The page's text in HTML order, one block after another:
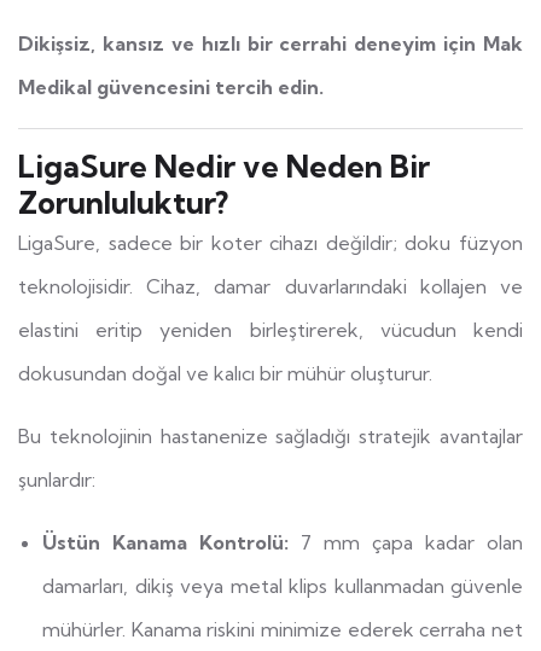
Dikişsiz, kansız ve hızlı bir cerrahi deneyim için Mak
Medikal güvencesini tercih edin.
LigaSure Nedir ve Neden Bir
Zorunluluktur?
LigaSure, sadece bir koter cihazı değildir; doku füzyon
teknolojisidir. Cihaz, damar duvarlarındaki kollajen ve
elastini eritip yeniden birleştirerek, vücudun kendi
dokusundan doğal ve kalıcı bir mühür oluşturur.
Bu teknolojinin hastanenize sağladığı stratejik avantajlar
şunlardır:
Üstün Kanama Kontrolü: 7 mm çapa kadar olan
damarları, dikiş veya metal klips kullanmadan güvenle
mühürler. Kanama riskini minimize ederek cerraha net